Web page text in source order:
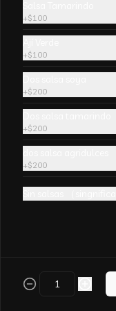
+$100
+$100
+$200
+$200
+$200